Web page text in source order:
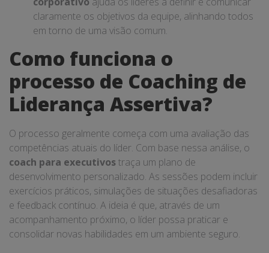
claramente os objetivos da equipe, alinhando todos
em torno de uma visão comum.
Como funciona o
processo de Coaching de
Liderança Assertiva?
O processo geralmente começa com uma avaliação das
competências atuais do líder. Com base nessa análise, o
coach para executivostraça um plano de
desenvolvimento personalizado. As sessões podem incluir
exercícios práticos, simulações de situações desafiadoras
e feedback contínuo. A ideia é que, através de um
acompanhamento próximo, o líder possa praticar e
consolidar novas habilidades em um ambiente seguro.